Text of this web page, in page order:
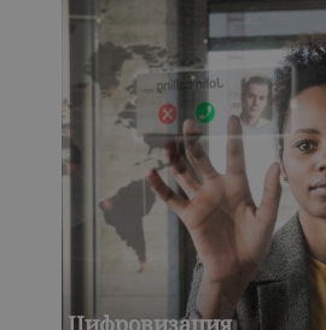
Цифровизация